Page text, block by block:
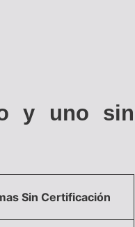
y uno sin
Sin Certificación